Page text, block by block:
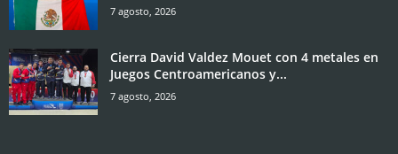
7 agosto, 2026
Cierra David Valdez Mouet con 4 metales en
Juegos Centroamericanos y...
7 agosto, 2026